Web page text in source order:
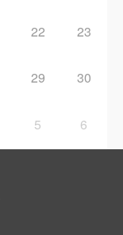
22 23
29 30
5 6